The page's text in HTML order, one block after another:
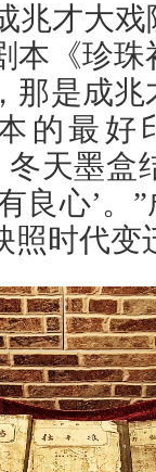
兆才大
本《珍
那是成
的最好
天墨盒
良心’。
照时代变